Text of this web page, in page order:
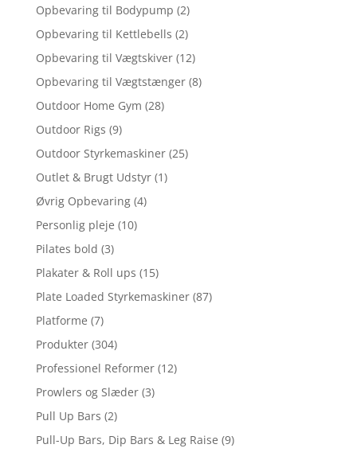
Opbevaring til Bodypump (2)
Opbevaring til Kettlebells (2)
Opbevaring til Vægtskiver (12)
Opbevaring til Vægtstænger (8)
Outdoor Home Gym (28)
Outdoor Rigs (9)
Outdoor Styrkemaskiner (25)
Outlet & Brugt Udstyr (1)
Øvrig Opbevaring (4)
Personlig pleje (10)
Pilates bold (3)
Plakater & Roll ups (15)
Plate Loaded Styrkemaskiner (87)
Platforme (7)
Produkter (304)
Professionel Reformer (12)
Prowlers og Slæder (3)
Pull Up Bars (2)
Pull-Up Bars, Dip Bars & Leg Raise (9)